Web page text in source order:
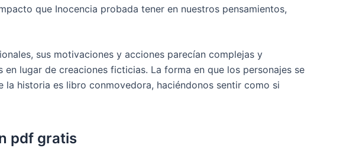
que Inocencia probada tener en nuestros pensamientos,
sus motivaciones y acciones parecían complejas y
en lugar de creaciones ficticias. La forma en que los personajes se
la historia es libro conmovedora, haciéndonos sentir como si
pdf gratis